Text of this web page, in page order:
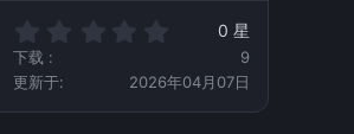
0
0
星
0 星
下载
9
更新于
2026年04月07日